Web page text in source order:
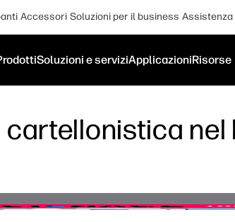
Accessori Soluzioni per il business Assistenza
Soluzioni e serviziApplicazioniRisorse
nel